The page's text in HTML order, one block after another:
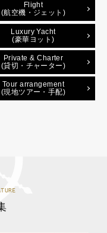
Flight
(航空機・ジェット)
Luxury Yacht
(豪華ヨット)
Private & Charter
(貸切・チャーター)
Tour arrangement
(現地ツアー・手配)